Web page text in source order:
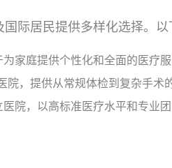
际居民提供多样化选择。以
家庭提供个性化和全面的医疗服
，提供从常规体检到复杂手术
院，以高标准医疗水平和专业团